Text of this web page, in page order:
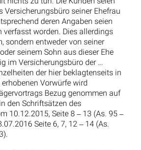
Versicherungsbüro seiner Ehefrau
deren Angaben seien
verfasst worden. Dies allerdings
sondern entweder von seiner
seinem Sohn aus dieser Ehe
im Versicherungsbüro der …
der hier beklagtenseits in
Vorwürfe wird
Bezug genommen auf
den Schriftsätzen des
10.12.2015, Seite 8 ‒ 13 (As. 95 ‒
Seite 6, 7, 12 ‒ 14 (As.